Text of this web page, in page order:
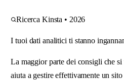
Ricerca Kinsta • 2026
I tuoi dati analitici ti stanno
La maggior parte dei consigli che
aiuta a gestire effettivamente un sito